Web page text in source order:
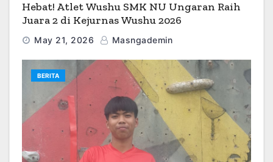
Hebat! Atlet Wushu SMK NU Ungaran Raih
Juara 2 di Kejurnas Wushu 2026
May 21, 2026 Masngademin
BERITA